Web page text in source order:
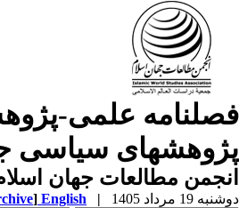
علمی-
سیاسی
مطالعات جهان اسلام
19 مرداد 1405 |
English
]